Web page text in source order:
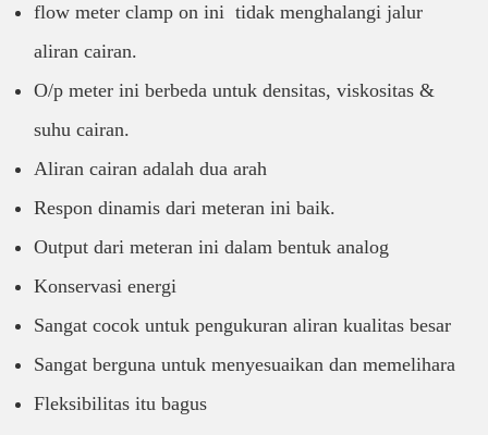
flow meter clamp on ini tidak menghalangi jalur
aliran cairan.
O/p meter ini berbeda untuk densitas, viskositas &
suhu cairan.
Aliran cairan adalah dua arah
Respon dinamis dari meteran ini baik.
Output dari meteran ini dalam bentuk analog
Konservasi energi
Sangat cocok untuk pengukuran aliran kualitas besar
Sangat berguna untuk menyesuaikan dan memelihara
Fleksibilitas itu bagus